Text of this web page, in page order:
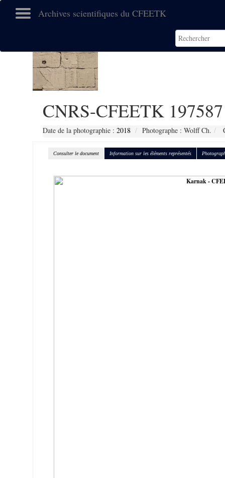
Archives scientifiques du CFEETK
CNRS-CFEETK 197587
Date de la photographie : 2018 Photographe : Wolff Ch.
Consulter le document Information sur les éléments représentés